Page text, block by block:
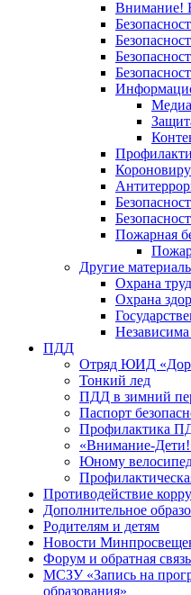
Пожарная
Другие
Охрана
Охрана
Независима
ПДД
Отряд ЮИД
Тонкий лед
ПДД в зимний
Паспорт
Профилактика
«Внимание-
Юному
Противодействие
Дополнительное
Родителям и детям
Новости
Форум и обратная связь
МСЗУ «Запись на
образования»